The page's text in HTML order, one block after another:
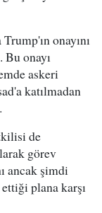
onayını
Bu onayı
askeri
katılmadan
de
görev
ancak şimdi
plana karşı